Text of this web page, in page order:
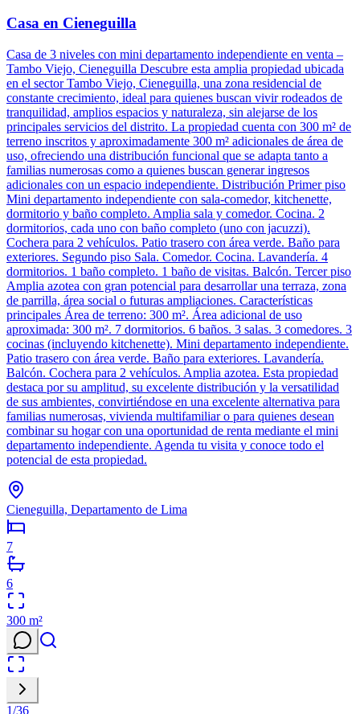
Casa en Cieneguilla
Casa de 3 niveles con mini departamento independiente en venta –
Tambo Viejo, Cieneguilla Descubre esta amplia propiedad ubicada
en el sector Tambo Viejo, Cieneguilla, una zona residencial de
constante crecimiento, ideal para quienes buscan vivir rodeados de
tranquilidad, amplios espacios y naturaleza, sin alejarse de los
principales servicios del distrito. La propiedad cuenta con 300 m² de
terreno inscritos y aproximadamente 300 m² adicionales de área de
uso, ofreciendo una distribución funcional que se adapta tanto a
familias numerosas como a quienes buscan generar ingresos
adicionales con un espacio independiente. Distribución Primer piso
Mini departamento independiente con sala-comedor, kitchenette,
dormitorio y baño completo. Amplia sala y comedor. Cocina. 2
dormitorios, cada uno con baño completo (uno con jacuzzi).
Cochera para 2 vehículos. Patio trasero con área verde. Baño para
exteriores. Segundo piso Sala. Comedor. Cocina. Lavandería. 4
dormitorios. 1 baño completo. 1 baño de visitas. Balcón. Tercer piso
Amplia azotea con gran potencial para desarrollar una terraza, zona
de parrilla, área social o futuras ampliaciones. Características
principales Área de terreno: 300 m². Área adicional de uso
aproximada: 300 m². 7 dormitorios. 6 baños. 3 salas. 3 comedores. 3
cocinas (incluyendo kitchenette). Mini departamento independiente.
Patio trasero con área verde. Baño para exteriores. Lavandería.
Balcón. Cochera para 2 vehículos. Amplia azotea. Esta propiedad
destaca por su amplitud, su excelente distribución y la versatilidad
de sus ambientes, convirtiéndose en una excelente alternativa para
familias numerosas, vivienda multifamiliar o para quienes desean
combinar su hogar con una oportunidad de renta mediante el mini
departamento independiente. Agenda tu visita y conoce todo el
potencial de esta propiedad.
Cieneguilla, Departamento de Lima
7
6
300 m²
1/36